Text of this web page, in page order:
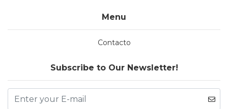
Menu
Contacto
Subscribe to Our Newsletter!